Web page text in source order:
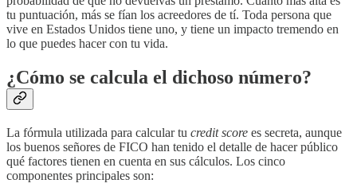
tu puntuación, más se fían los acreedores de tí. Toda persona que
vive en Estados Unidos tiene uno, y tiene un impacto tremendo en
lo que puedes hacer con tu vida.
¿Cómo se calcula el dichoso número?
La fórmula utilizada para calcular tu credit score es secreta, aunque
los buenos señores de FICO han tenido el detalle de hacer público
qué factores tienen en cuenta en sus cálculos. Los cinco
componentes principales son: